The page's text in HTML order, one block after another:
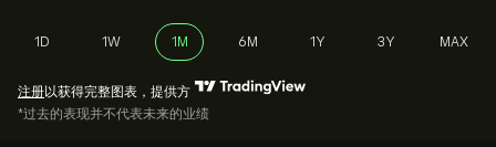
1D 1W 1M 6M 1Y 3Y MAX
注册以获得完整图表，提供方
*过去的表现并不代表未来的业绩